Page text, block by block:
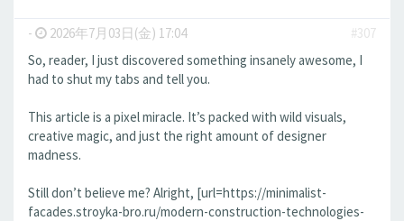
- 2026年7月03日(金) 17:04
#307
So, reader, I just discovered something insanely awesome, I
had to shut my tabs and tell you.
This article is a pixel miracle. It’s packed with wild visuals,
creative magic, and just the right amount of designer
madness.
Still don’t believe me? Alright, [url=https://minimalist-
facades.stroyka-bro.ru/modern-construction-technologies-